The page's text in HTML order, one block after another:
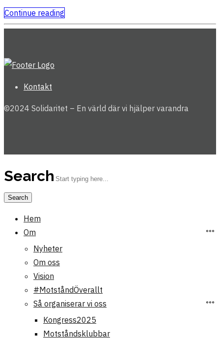
Continue reading
Kontakt
©2024 Solidaritet – En värld där vi hjälper varandra
Search
Hem
Om
Nyheter
Om oss
Vision
#MotståndÖverallt
Så organiserar vi oss
Kongress2025
Motståndsklubbar